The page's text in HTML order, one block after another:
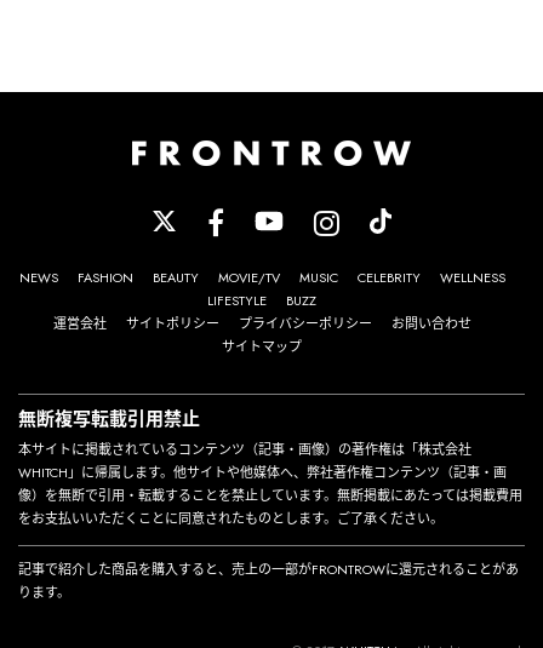
NEWS FASHION BEAUTY MOVIE/TV MUSIC CELEBRITY
WELLNESS
LIFESTYLE
BUZZ
運営会社
サイトポリシー プライバシーポリシー
お問い合わせ
サイトマップ
無断複写転載引用禁止
本サイトに掲載されているコンテンツ（記事・画像）の著作権は「株式会社
WHITCH」に帰属します。他サイトや他媒体へ、弊社著作権コンテンツ（記事・画
像）を無断で引用・転載することを禁止しています。無断掲載にあたっては掲載費用
をお支払いいただくことに同意されたものとします。ご了承ください。
記事で紹介した商品を購入すると、売上の一部がFRONTROWに還元されることがあ
ります。